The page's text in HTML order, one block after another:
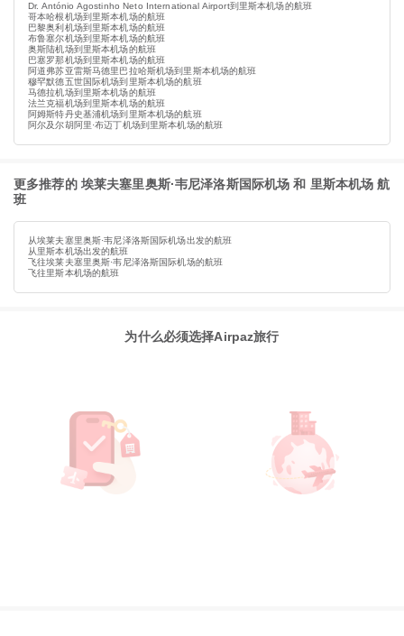
Dr. António Agostinho Neto International Airport到里斯本机场的航班
哥本哈根机场到里斯本机场的航班
巴黎奥利机场到里斯本机场的航班
布鲁塞尔机场到里斯本机场的航班
奥斯陆机场到里斯本机场的航班
巴塞罗那机场到里斯本机场的航班
阿道弗苏亚雷斯马德里巴拉哈斯机场到里斯本机场的航班
穆罕默德五世国际机场到里斯本机场的航班
马德拉机场到里斯本机场的航班
法兰克福机场到里斯本机场的航班
阿姆斯特丹史基浦机场到里斯本机场的航班
阿尔及尔胡阿里·布迈丁机场到里斯本机场的航班
更多推荐的 埃莱夫塞里奥斯·韦尼泽洛斯国际机场 和 里斯本机场 航
班
从埃莱夫塞里奥斯·韦尼泽洛斯国际机场出发的航班
从里斯本机场出发的航班
飞往埃莱夫塞里奥斯·韦尼泽洛斯国际机场的航班
飞往里斯本机场的航班
为什么必须选择Airpaz旅行